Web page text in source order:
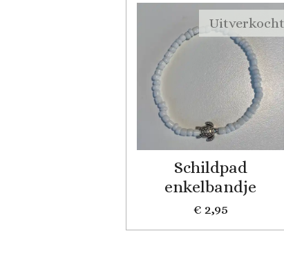
Uitverkocht
Schildpad
enkelbandje
€ 2,95